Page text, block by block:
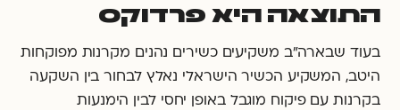
התוצאה היא פרדוקס
בעוד שבארה"ב משקיעים כשירים נהנים מקרנות מפוקחות
היטב, המשקיע הכשיר הישראלי נאלץ לבחור בין השקעה
בקרנות עם פיקוח מוגבל באופן יחסי לבין הימנעות